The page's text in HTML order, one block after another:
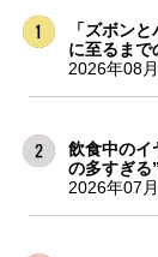
「ズボン
に至るまで
2026年08
飲食中の
の多すぎる
2026年07